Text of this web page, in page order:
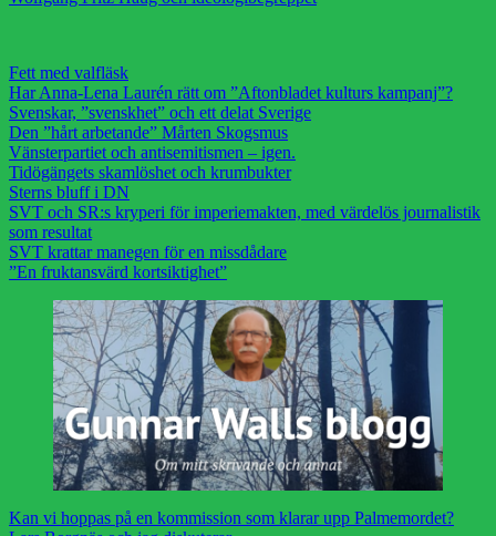
Fett med valfläsk
Har Anna-Lena Laurén rätt om ”Aftonbladet kulturs kampanj”?
Svenskar, ”svenskhet” och ett delat Sverige
Den ”hårt arbetande” Mårten Skogsmus
Vänsterpartiet och antisemitismen – igen.
Tidögängets skamlöshet och krumbukter
Sterns bluff i DN
SVT och SR:s kryperi för imperiemakten, med värdelös journalistik
som resultat
SVT krattar manegen för en missdådare
”En fruktansvärd kortsiktighet”
Kan vi hoppas på en kommission som klarar upp Palmemordet?